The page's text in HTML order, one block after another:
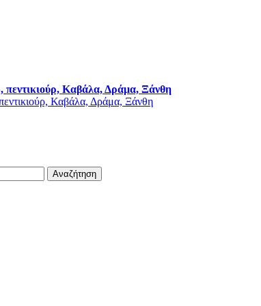
πεντικιούρ, Καβάλα, Δράμα, Ξάνθη
Αναζήτηση